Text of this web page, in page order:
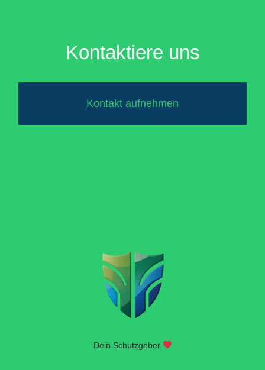
Kontaktiere uns
Kontakt aufnehmen
Dein Schutzgeber